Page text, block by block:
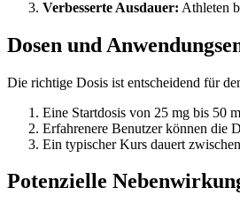
Verbesserte Ausdauer: Athleten
Dosen und
Die richtige Dosis ist entscheidend für
Eine Startdosis von 25 mg bis 50
Erfahrenere Benutzer können die
Ein typischer Kurs dauert
Potenzielle